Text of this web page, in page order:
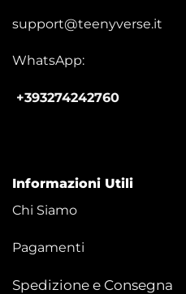
support@teenyverse.it
WhatsApp:
+393274242760
Informazioni Utili
Chi Siamo
Pagamenti
Spedizione e Consegna